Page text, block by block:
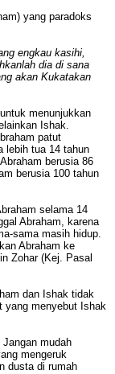
yang paradoks
engkau kasihi,
dia di sana
akan Kukatakan
menunjukkan
Ishak.
patut
lebih tua 14 tahun
berusia 86
berusia 100 tahun
selama 14
Abraham, karena
sama masih hidup.
Abraham ke
Zohar (Kej. Pasal
dan Ishak tidak
yang menyebut Ishak
mudah
mengeruk
dusta di rumah